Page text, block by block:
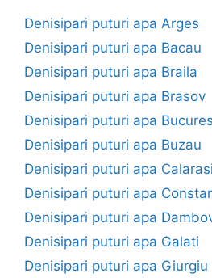
Denisipari puturi apa Arges
Denisipari puturi apa Bacau
Denisipari puturi apa Braila
Denisipari puturi apa Brasov
Denisipari puturi apa
Denisipari puturi apa Buzau
Denisipari puturi apa Calarasi
Denisipari puturi apa
Denisipari puturi apa
Denisipari puturi apa Galati
Denisipari puturi apa Giurgiu